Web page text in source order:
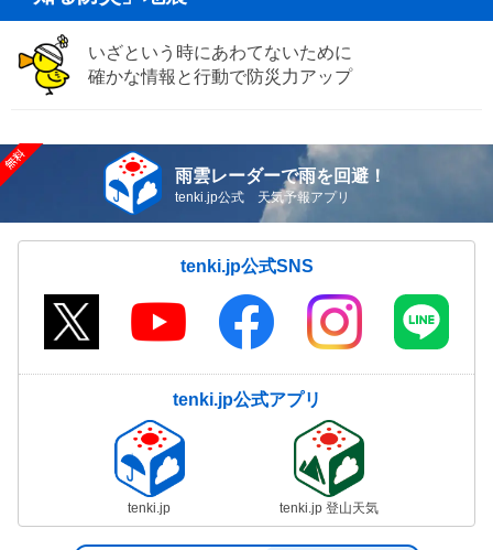
いざという時にあわてないために
確かな情報と行動で防災力アップ
雨雲レーダーで雨を回避！
tenki.jp公式 天気予報アプリ
tenki.jp公式SNS
tenki.jp公式アプリ
tenki.jp tenki.jp 登山天気